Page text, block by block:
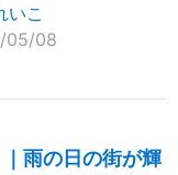
いこ
05/08
｜雨の日の街が輝